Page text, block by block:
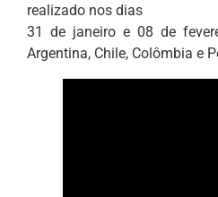
realizado nos dias
31 de janeiro e 08 de
Argentina, Chile, Colômbia e